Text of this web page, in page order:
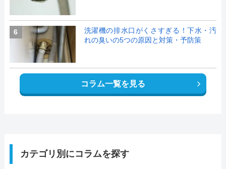
6
洗濯機の排水口がくさすぎる！下水・汚
れの臭いの5つの原因と対策・予防策
コラム一覧を見る
カテゴリ別にコラムを探す